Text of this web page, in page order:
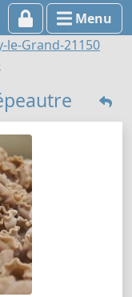
Menu
le-Grand-21150